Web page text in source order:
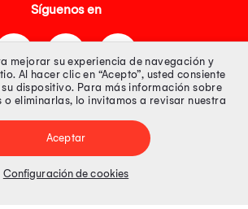
Síguenos en
100% Segura
R.U.C. Nº 20493020618. Todos los derechos
en www.oechsle.pe. Precios online publicados
mejorar su experiencia de navegación y
Al hacer clic en “Acepto”, usted consiente
dispositivo. Para más información sobre
eliminarlas, lo invitamos a revisar nuestra
Aceptar
Configuración de cookies